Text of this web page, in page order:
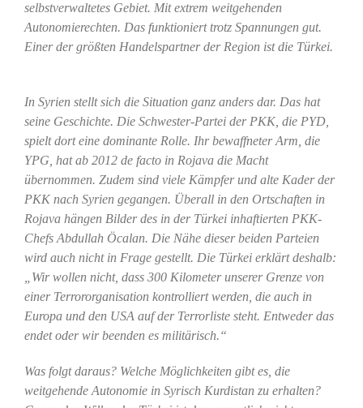
selbstverwaltetes Gebiet. Mit extrem weitgehenden
Autonomierechten. Das funktioniert trotz Spannungen gut.
Einer der größten Handelspartner der Region ist die Türkei.
In Syrien stellt sich die Situation ganz anders dar. Das hat
seine Geschichte. Die Schwester-Partei der PKK, die PYD,
spielt dort eine dominante Rolle. Ihr bewaffneter Arm, die
YPG, hat ab 2012 de facto in Rojava die Macht
übernommen. Zudem sind viele Kämpfer und alte Kader der
PKK nach Syrien gegangen. Überall in den Ortschaften in
Rojava hängen Bilder des in der Türkei inhaftierten PKK-
Chefs Abdullah Öcalan. Die Nähe dieser beiden Parteien
wird auch nicht in Frage gestellt. Die Türkei erklärt deshalb:
„Wir wollen nicht, dass 300 Kilometer unserer Grenze von
einer Terrororganisation kontrolliert werden, die auch in
Europa und den USA auf der Terrorliste steht. Entweder das
endet oder wir beenden es militärisch.“
Was folgt daraus? Welche Möglichkeiten gibt es, die
weitgehende Autonomie in Syrisch Kurdistan zu erhalten?